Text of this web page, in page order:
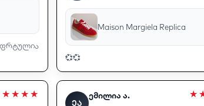
Maison Margiela Replica
💞💞
ᲔᲐ
ემილია ა.